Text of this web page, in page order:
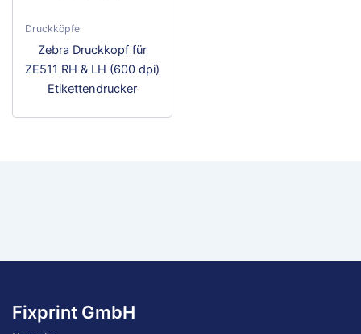
Druckköpfe
Zebra Druckkopf für
ZE511 RH & LH (600 dpi)
Etikettendrucker
Fixprint GmbH